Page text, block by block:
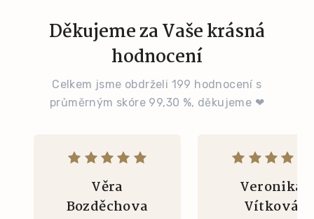
Děkujeme za Vaše krásná
hodnocení
Celkem jsme obdrželi 199 hodnocení s
průměrným skóre 99,30 %, děkujeme ❤
Věra
Bozděchova
Veronika
Vítková